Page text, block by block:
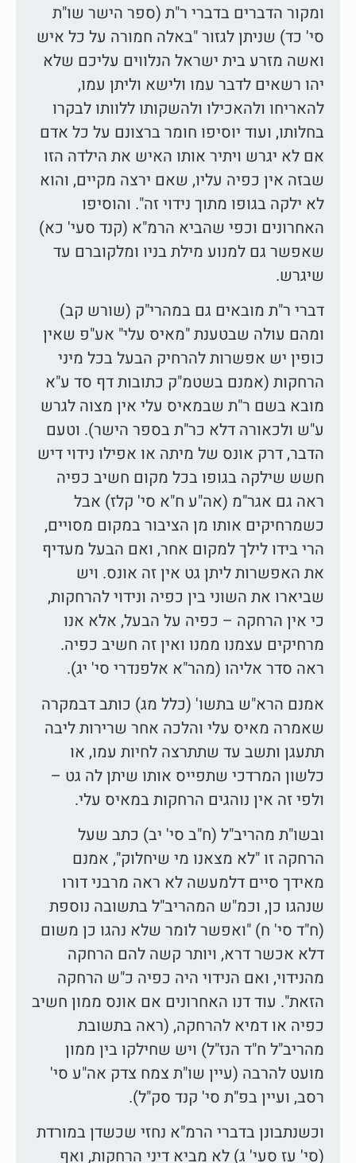
ומקור הדברים בדברי ר"ת (ספר הישר שו"ת
סי' כד) שניתן לגזור "באלה חמורה על כל איש
ואשה מזרע בית ישראל הנלווים עליכם שלא
יהו רשאים לדבר עמו ולישא וליתן עמו,
להאריחו ולהאכילו ולהשקותו ללוותו לבקרו
בחלותו, ועוד יוסיפו חומר ברצונם על כל אדם
אם לא יגרש ויתיר אותו האיש את הילדה הזו
שבזה אין כפיה עליו, שאם ירצה מקיים, והוא
לא ילקה בגופו מתוך נידוי זה". והוסיפו
האחרונים וכפי שהביא הרמ"א (קנד סעי' כא)
שאפשר גם למנוע מילת בניו ומלקוברם עד
שיגרש.
דברי ר"ת מובאים גם במהרי"ק (שורש קב)
ומהם עולה שבטענת "מאיס עלי" אע"פ שאין
כופין יש אפשרות להרחיק הבעל בכל מיני
הרחקות (אמנם בשטמ"ק כתובות דף סד ע"א
מובא בשם ר"ת שבמאיס עלי אין מצוה לגרש
ע"ש ולכאורה דלא כר"ת בספר הישר). וטעם
הדבר, דרק אונס של מיתה או אפילו נידוי דיש
חשש שילקה בגופו בכל מקום חשיב כפיה
ראה גם אגר"מ (אה"ע ח"א סי' קלז) אבל
כשמרחיקים אותו מן הציבור במקום מסויים,
הרי בידו לילך למקום אחר, ואם הבעל מעדיף
את האפשרות ליתן גט אין זה אונס. ויש
שביארו את השוני בין כפיה ונידוי להרחקות,
כי אין הרחקה – כפיה על הבעל, אלא אנו
מרחיקים עצמנו ממנו ואין זה חשיב כפיה.
ראה סדר אליהו (מהר"א אלפנדרי סי' יג).
אמנם הרא"ש בתשו' (כלל מג) כותב דבמקרה
שאמרה מאיס עלי והלכה אחר שרירות ליבה
תתעגן ותשב עד שתתרצה לחיות עמו, או
כלשון המרדכי שתפייס אותו שיתן לה גט –
ולפי זה אין נוהגים הרחקות במאיס עלי.
ובשו"ת מהריב"ל (ח"ב סי' יב) כתב שעל
הרחקה זו "לא מצאנו מי שיחלוק", אמנם
מאידך סיים דלמעשה לא ראה מרבני דורו
שנהגו כן, וכמ"ש המהריב"ל בתשובה נוספת
(ח"ד סי' ח) "ואפשר לומר שלא נהגו כן משום
דלא אכשר דרא, ויותר קשה להם הרחקה
מהנידוי, ואם הנידוי היה כפיה כ"ש הרחקה
הזאת". עוד דנו האחרונים אם אונס ממון חשיב
כפיה או דמיא להרחקה, (ראה בתשובת
מהריב"ל ח"ד הנז"ל) ויש שחילקו בין ממון
מועט להרבה (עיין שו"ת צמח צדק אה"ע סי'
רסב, ועיין בפ"ת סי' קנד סק"ל).
וכשנתבונן בדברי הרמ"א נחזי שכשדן במורדת
(סי' עז סעי' ג) לא מביא דיני הרחקות, ואף